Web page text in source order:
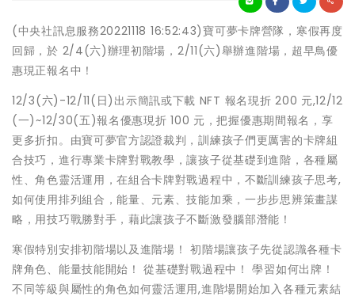
(中央社訊息服務20221118 16:52:43)寶可夢卡牌營隊，寒假再度
回歸，於 2/4(六)辦理初階場，2/11(六)舉辦進階場，超早鳥優
惠現正報名中！
12/3(六)-12/11(日)出示簡訊或下載 NFT 報名現折 200 元,12/12
(一)~12/30(五)報名優惠現折 100 元，把握優惠期間報名，享
更多折扣。由寶可夢官方認證裁判，訓練孩子們更厲害的卡牌組
合技巧，進行專業卡牌對戰教學，讓孩子從基礎到進階，各種屬
性、角色靈活運用，在組合卡牌對戰過程中，不斷訓練孩子思考,
如何使用排列組合，能量、元素、技能加乘，一步步思辨策畫謀
略，用技巧戰勝對手，藉此讓孩子不斷激發腦部潛能！
寒假特別安排初階場以及進階場！ 初階場讓孩子先從認識各種卡
牌角色、能量技能開始！ 從基礎對戰過程中！ 學習如何出牌！
不同等級與屬性的角色如何靈活運用,進階場開始加入各種元素結